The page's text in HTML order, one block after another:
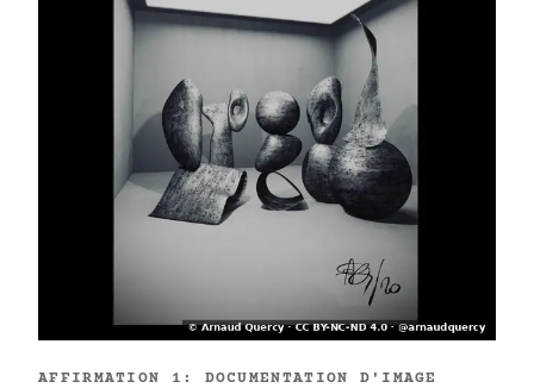
AFFIRMATION 1: DOCUMENTATION D'IMAGE